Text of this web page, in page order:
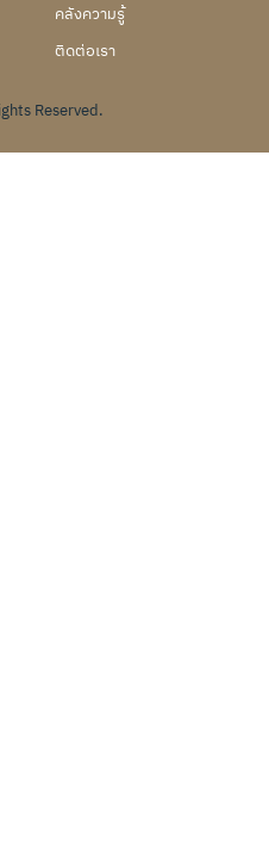
คลังความรู้
ติดต่อเรา
Reserved.